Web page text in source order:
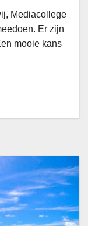
Mediacollege
Er zijn
mooie kans